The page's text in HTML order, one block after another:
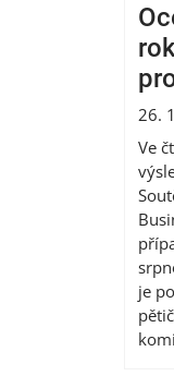
26.
Ve
je